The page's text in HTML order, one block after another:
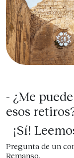
- ¿Me
esos
- ¡Sí!
Pregunta de un
Remanso.